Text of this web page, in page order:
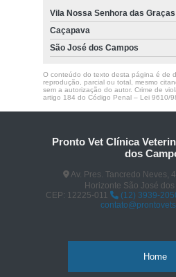
Vila Nossa Senhora das Graças
Caçapava
São José dos Campos
O conteúdo do texto desta página é de
reprodução, parcial ou total, mesmo
sem a autorização do autor. Crime de
artigo 184 do Código Penal – Lei 9610/
Pronto Vet Clínica
dos
Av. Pres. Tancredo Neves,
Horizonte São José
CEP: 12225-011
(12) 3939-
Home